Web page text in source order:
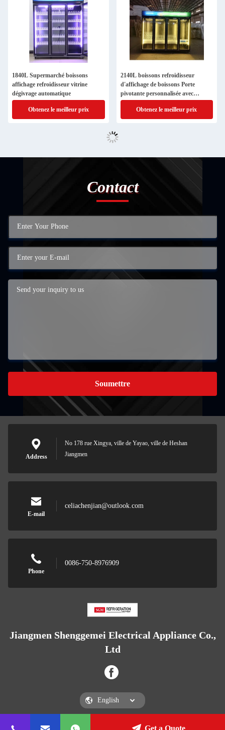
1840L Supermarché boissons
affichage refroidisseur vitrine
dégivrage automatique
Obtenez le meilleur prix
2140L boissons refroidisseur
d'affichage de boissons Porte
pivotante personnalisée avec
lumière tricolore
Obtenez le meilleur prix
Contact
Soumettre
Address
No 178 rue Xingya, ville de Yayao, ville de Heshan
Jiangmen
E-mail
celiachenjian@outlook.com
Phone
0086-750-8976909
Jiangmen Shenggemei Electrical Appliance Co.,
Ltd